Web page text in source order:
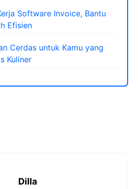
Software Invoice, Bantu
Efisien
Cerdas untuk Kamu yang
Kuliner
Dilla